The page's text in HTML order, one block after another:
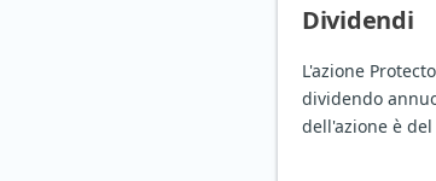
Dividendi
L'azione
dividendo
dell'azione è del